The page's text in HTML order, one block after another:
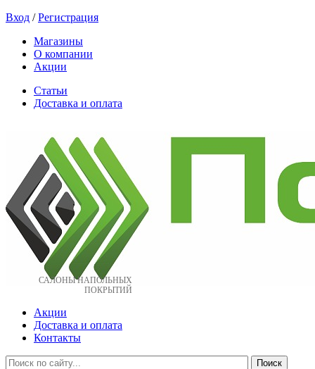
Вход /Регистрация
Магазины
О компании
Акции
Статьи
Доставка и оплата
САЛОНЫ НАПОЛЬНЫХ
ПОКРЫТИЙ
Акции
Доставка и оплата
Контакты